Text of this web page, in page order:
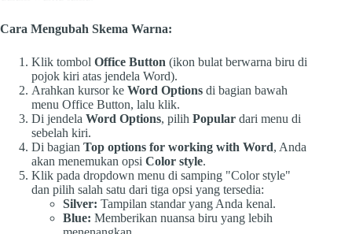
Cara Mengubah Skema Warna:
Klik tombol Office Button (ikon bulat berwarna biru di
pojok kiri atas jendela Word).
Arahkan kursor ke Word Options di bagian bawah
menu Office Button, lalu klik.
Di jendela Word Options, pilih Popular dari menu di
sebelah kiri.
Di bagian Top options for working with Word, Anda
akan menemukan opsi Color style.
Klik pada dropdown menu di samping "Color style"
dan pilih salah satu dari tiga opsi yang tersedia:
Silver: Tampilan standar yang Anda kenal.
Blue: Memberikan nuansa biru yang lebih